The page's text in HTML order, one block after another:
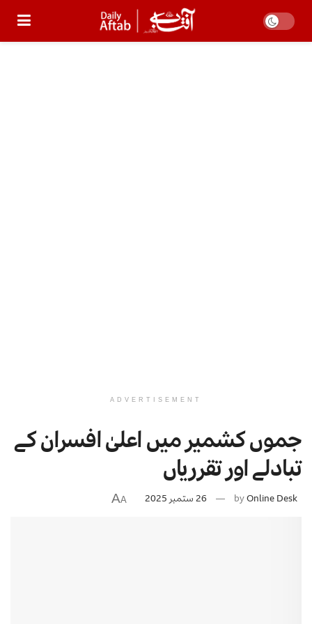
ADVERTISEMENT
جموں کشمیر میں اعلیٰ افسران کے
تبادلے اور تقرریاں
byOnline Desk 26 ستمبر 2025 A
A